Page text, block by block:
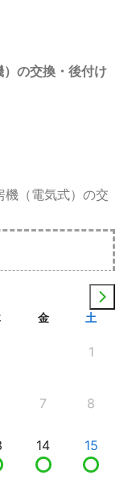
の交換・後付け
機（電気式）の交
金 土
1
7 8
14 15